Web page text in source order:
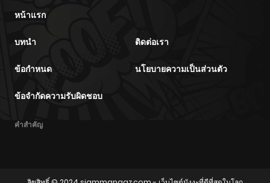
หน้าแรก
บทนำ ติดต่อเรา
ข้อกำหนด นโยบายความเป็นส่วนตัว
ข้อจำกัดความรับผิดชอบ
คำสำคัญ